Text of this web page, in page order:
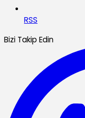
RSS
Bizi Takip Edin